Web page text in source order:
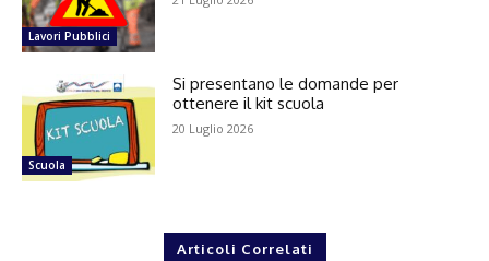
Lavori Pubblici
Scuola
Si presentano le domande per
ottenere il kit scuola
20 Luglio 2026
Articoli Correlati